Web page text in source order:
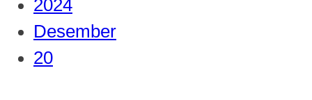
2024
Desember
20